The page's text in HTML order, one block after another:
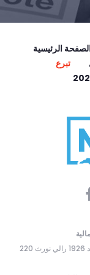
الرئيسية
تبرع
220 شارع هيلزبره رالي، نورث كارولينا 27603 | صندوق بريد 1926 رالي نورث